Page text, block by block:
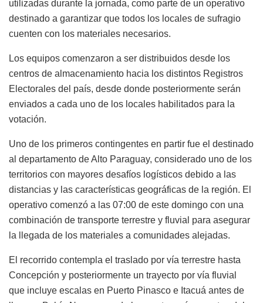
utilizadas durante la jornada, como parte de un operativo
destinado a garantizar que todos los locales de sufragio
cuenten con los materiales necesarios.
Los equipos comenzaron a ser distribuidos desde los
centros de almacenamiento hacia los distintos Registros
Electorales del país, desde donde posteriormente serán
enviados a cada uno de los locales habilitados para la
votación.
Uno de los primeros contingentes en partir fue el destinado
al departamento de Alto Paraguay, considerado uno de los
territorios con mayores desafíos logísticos debido a las
distancias y las características geográficas de la región. El
operativo comenzó a las 07:00 de este domingo con una
combinación de transporte terrestre y fluvial para asegurar
la llegada de los materiales a comunidades alejadas.
El recorrido contempla el traslado por vía terrestre hasta
Concepción y posteriormente un trayecto por vía fluvial
que incluye escalas en Puerto Pinasco e Itacuá antes de